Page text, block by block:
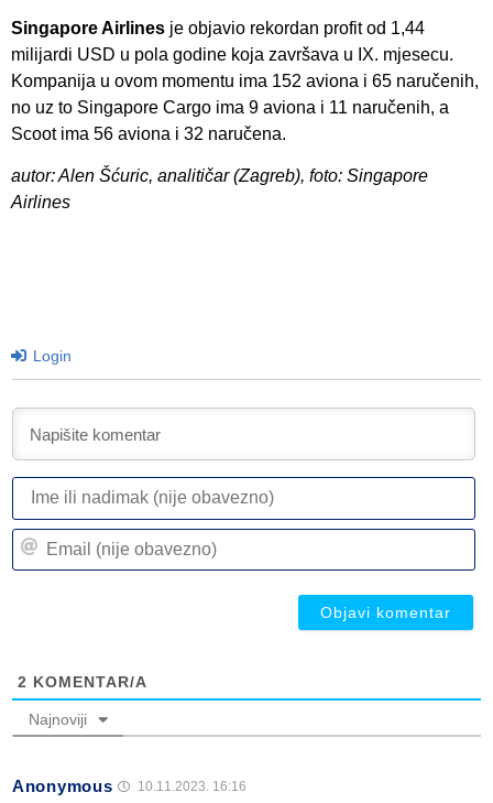
Singapore Airlines je objavio rekordan profit od 1,44
milijardi USD u pola godine koja završava u IX. mjesecu.
Kompanija u ovom momentu ima 152 aviona i 65 naručenih,
no uz to Singapore Cargo ima 9 aviona i 11 naručenih, a
Scoot ima 56 aviona i 32 naručena.
autor: Alen Šćuric, analitičar (Zagreb), foto: Singapore
Airlines
Login
2 KOMENTAR/A
Najnoviji
Anonymous 10.11.2023. 16:16